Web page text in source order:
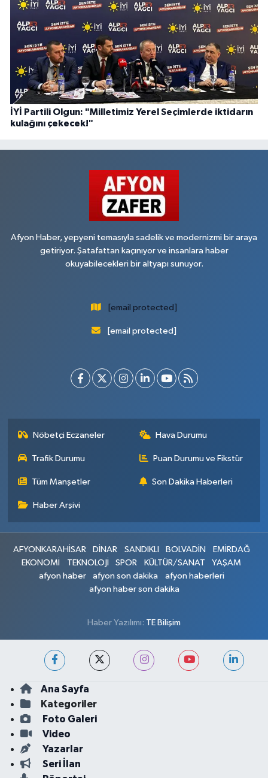
İYİ Partili Olgun: "Milletimiz Yerel Seçimlerde iktidarın
kulağını çekecek!"
Afyon Haber, yepyeni temasıyla sadelik ve modernizmi bir araya
getiriyor. Şatafattan kaçınıyor ve insanlara haber
okuyabilecekleri bir altyapı sunuyor.
[email protected]
[email protected]
Nöbetçi Eczaneler Hava Durumu
Trafik Durumu Puan Durumu ve Fikstür
Tüm Manşetler Son Dakika Haberleri
Haber Arşivi
AFYONKARAHİSAR DİNAR SANDIKLI BOLVADİN
EMİRDAĞ
EKONOMİ
TEKNOLOJİ SPOR KÜLTÜR/SANAT
YAŞAM
afyon haber
afyon son dakika
afyon haberleri
afyon haber son dakika
Haber Yazılımı: TE Bilişim
Ana Sayfa
Kategoriler
Foto Galeri
Video
Yazarlar
Seri İlan